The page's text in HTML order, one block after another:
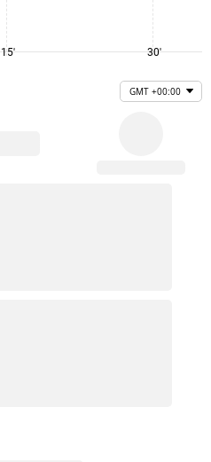
15' 30'
GMT +00:00